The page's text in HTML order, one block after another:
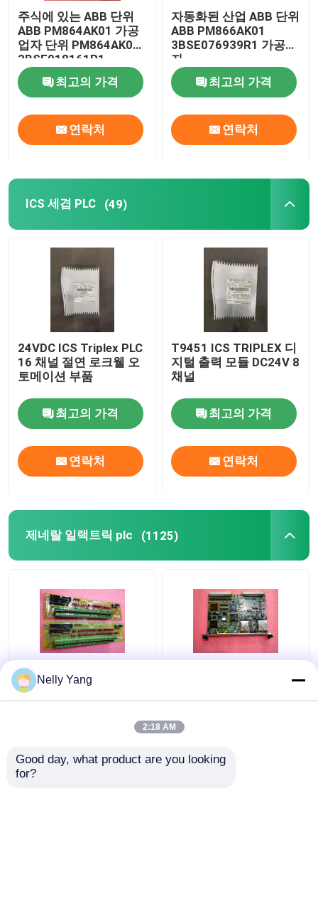
주식에 있는 ABB 단위
ABB PM864AK01 가공
업자 단위 PM864AK01
3BSE018161R1
최고의 가격
연락처
자동화된 산업 ABB 단위
ABB PM866AK01
3BSE076939R1 가공업
자
최고의 가격
연락처
ICS 세겹 PLC (49)
24VDC ICS Triplex PLC
16 채널 절연 로크웰 오
토메이션 부품
최고의 가격
연락처
T9451 ICS TRIPLEX 디
지털 출력 모듈 DC24V 8
채널
최고의 가격
연락처
제네랄 일랙트릭 plc (1125)
DS200SIOBH1A
General Electric PLC
Nelly Yang
2:18 AM
Good day, what product are you looking
for?